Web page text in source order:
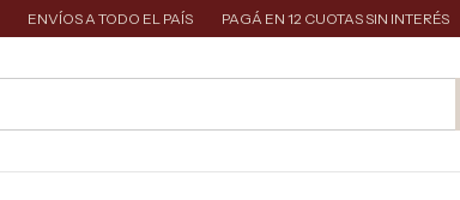
ENVÍOS A TODO EL PAÍS PAGÁ EN 12 CUOTAS SIN INTERÉS